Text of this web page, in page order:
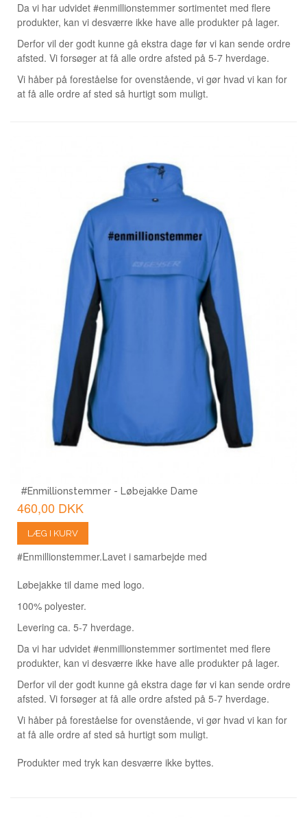
Da vi har udvidet #enmillionstemmer sortimentet med flere
produkter, kan vi desværre ikke have alle produkter på lager.
Derfor vil der godt kunne gå ekstra dage før vi kan sende ordre
afsted. Vi forsøger at få alle ordre afsted på 5-7 hverdage.
Vi håber på foreståelse for ovenstående, vi gør hvad vi kan for
at få alle ordre af sted så hurtigt som muligt.
#Enmillionstemmer - Løbejakke Dame
460,00 DKK
LÆG I KURV
Lavet i samarbejde med
#Enmillionstemmer.
Løbejakke til dame med logo.
100% polyester.
Levering ca. 5-7 hverdage.
Da vi har udvidet #enmillionstemmer sortimentet med flere
produkter, kan vi desværre ikke have alle produkter på lager.
Derfor vil der godt kunne gå ekstra dage før vi kan sende ordre
afsted. Vi forsøger at få alle ordre afsted på 5-7 hverdage.
Vi håber på foreståelse for ovenstående, vi gør hvad vi kan for
at få alle ordre af sted så hurtigt som muligt.
Produkter med tryk kan desværre ikke byttes.